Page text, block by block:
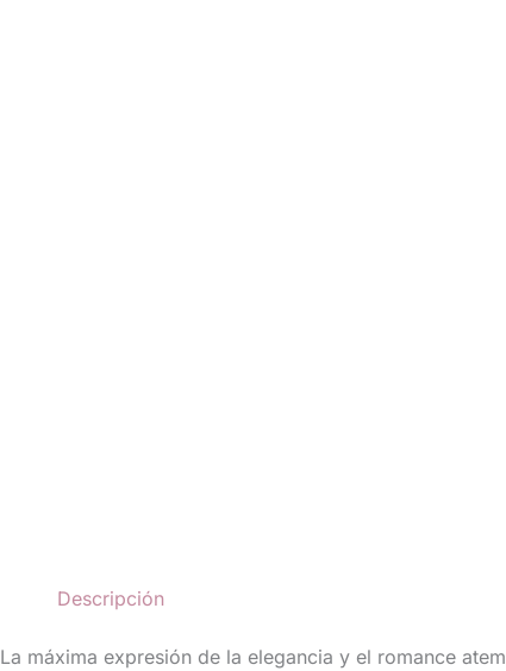
Descripción
La máxima expresión de la elegancia y el romance